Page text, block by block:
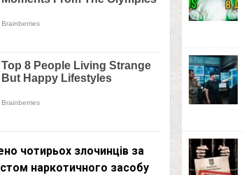
чотирьох злочинців за
наркотичного засобу